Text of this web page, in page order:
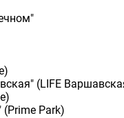
(LIFE
Park)